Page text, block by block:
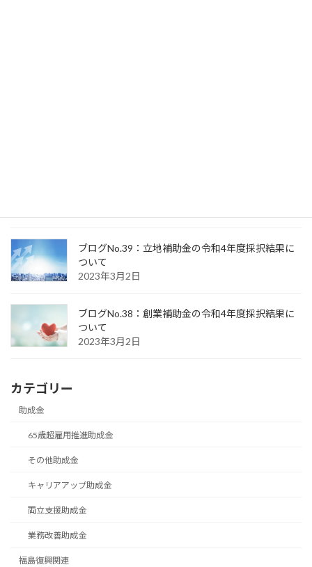
ブログNo.39：立地補助金の令和4年度採択結果に
ついて
2023年3月2日
ブログNo.38：創業補助金の令和4年度採択結果に
ついて
2023年3月2日
カテゴリー
助成金
65歳超雇用推進助成金
その他助成金
キャリアアップ助成金
両立支援助成金
業務改善助成金
福島復興関連